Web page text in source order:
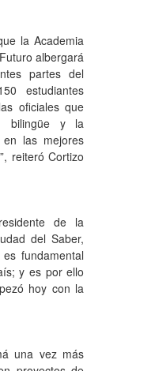
la Academia
albergará
partes del
estudiantes
oficiales que
bilingüe y la
las mejores
reiteró Cortizo
de la
del Saber,
fundamental
y es por ello
hoy con la
una vez más